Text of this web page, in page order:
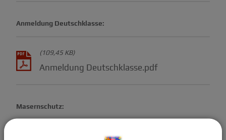
Anmeldung Deutschklasse:
(109,45 KB)
Anmeldung Deutschklasse.pdf
Masernschutz: